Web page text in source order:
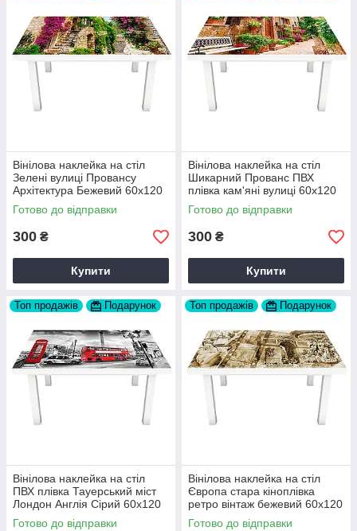
Вінілова наклейка на стіл
Зелені вулиці Провансу
Архітектура Бежевий 60х120
см Happy Pocket Z180663
Готово до відправки
300 ₴
Купити
Вінілова наклейка на стіл
Шикарний Прованс ПВХ
плівка кам'яні вулиці 60х120
см Happy Pocket Z180686
Готово до відправки
300 ₴
Купити
Топ продажів Подарунок
Вінілова наклейка на стіл
ПВХ плівка Тауерський міст
Лондон Англія Сірий 60х120
см Happy Pocket Z180431
Готово до відправки
Топ продажів Подарунок
Вінілова наклейка на стіл
Європа стара кіноплівка
ретро вінтаж бежевий 60х120
см Happy Pocket Z180504
Готово до відправки